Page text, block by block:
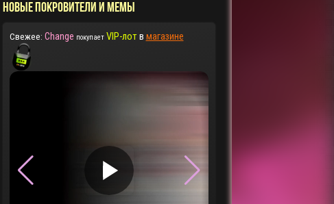
НОВЫЕ ПОКРОВИТЕЛИ И МЕМЫ
Свежее: Change покупает VIP-лотв магазине
▶